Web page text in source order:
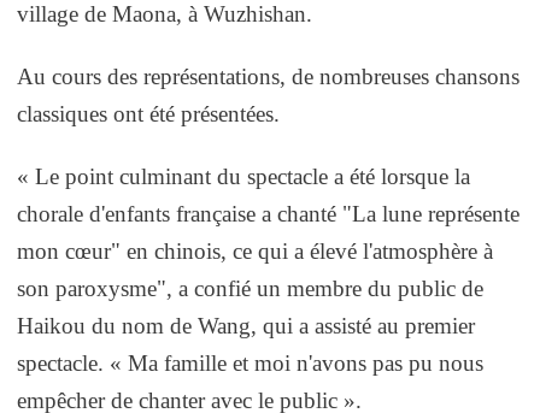
village de Maona, à Wuzhishan.
Au cours des représentations, de nombreuses chansons
classiques ont été présentées.
« Le point culminant du spectacle a été lorsque la
chorale d'enfants française a chanté "La lune représente
mon cœur" en chinois, ce qui a élevé l'atmosphère à
son paroxysme", a confié un membre du public de
Haikou du nom de Wang, qui a assisté au premier
spectacle. « Ma famille et moi n'avons pas pu nous
empêcher de chanter avec le public ».